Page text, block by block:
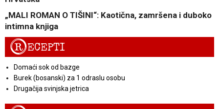
„MALI ROMAN O TIŠINI“: Kaotična, zamršena i duboko
intimna knjiga
RECEPTI
Domaći sok od bazge
Burek (bosanski) za 1 odraslu osobu
Drugačija svinjska jetrica